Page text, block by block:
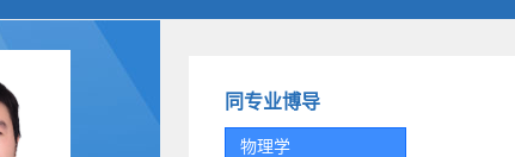
同专业博导
物理学